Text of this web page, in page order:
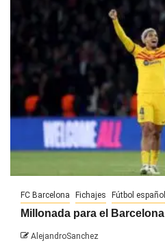
FC Barcelona Fichajes Fútbol español
Millonada para el Barcelona
AlejandroSanchez